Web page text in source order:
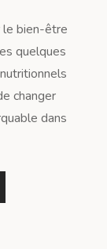
le bien-être
quelques
changer
dans